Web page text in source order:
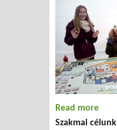
Read more
Szakmai